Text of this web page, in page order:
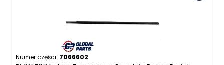
Numer części: 7066602